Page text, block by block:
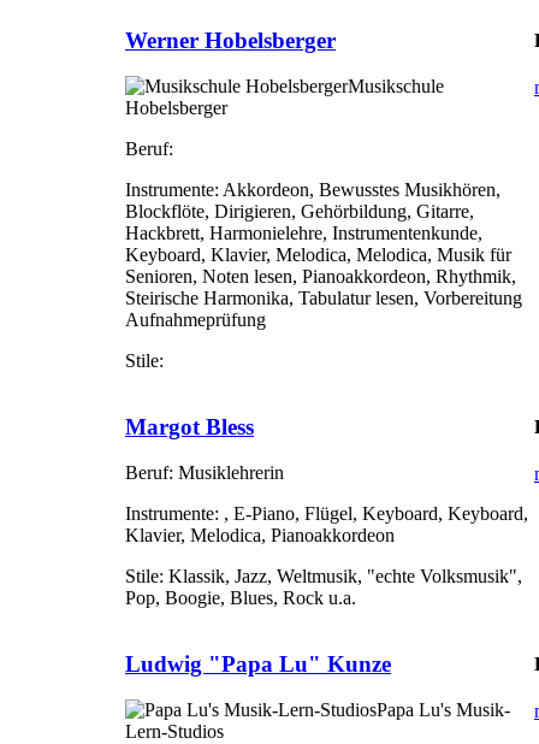
Werner Hobelsberger
Musikschule
Hobelsberger
Beruf:
Instrumente: Akkordeon, Bewusstes Musikhören,
Blockflöte, Dirigieren, Gehörbildung, Gitarre,
Hackbrett, Harmonielehre, Instrumentenkunde,
Keyboard, Klavier, Melodica, Melodica, Musik für
Senioren, Noten lesen, Pianoakkordeon, Rhythmik,
Steirische Harmonika, Tabulatur lesen, Vorbereitung
Aufnahmeprüfung
Stile:
Margot Bless
Beruf: Musiklehrerin
Instrumente: , E-Piano, Flügel, Keyboard, Keyboard,
Klavier, Melodica, Pianoakkordeon
Stile: Klassik, Jazz, Weltmusik, "echte Volksmusik",
Pop, Boogie, Blues, Rock u.a.
Ludwig "Papa Lu" Kunze
Papa Lu's Musik-
Lern-Studios